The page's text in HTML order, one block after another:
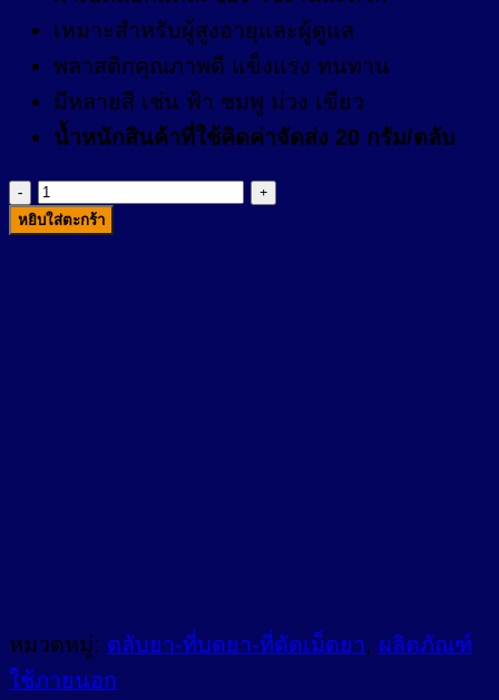
เหมาะสำหรับผู้สูงอายุและผู้ดูแล
พลาสติกคุณภาพดี แข็งแรง ทนทาน
มีหลายสี เช่น ฟ้า ชมพู ม่วง เขียว
น้ำหนักสินค้าที่ใช้คิดค่าจัดส่ง 20 กรัม/ตลับ
จำนวน
ตลับ
หยิบใส่ตะกร้า
หมวดหมู่: ตลับยา-ที่บดยา-ที่ตัดเม็ดยา, ผลิตภัณฑ์
ใช้ภายนอก